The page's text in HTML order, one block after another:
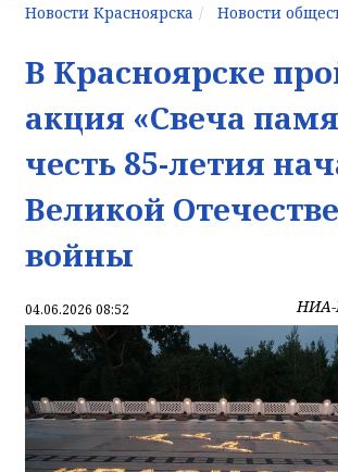
Новости Красноярска Новости
В Красноярске
акция «Свеча
честь 85-летия
Великой
войны
04.06.2026 08:52 НИА-